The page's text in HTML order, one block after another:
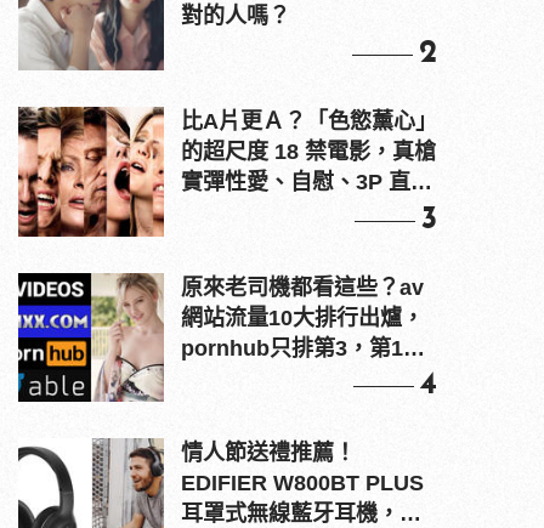
對的人嗎？
2
比A片更Ａ？「色慾薰心」
的超尺度 18 禁電影，真槍
實彈性愛、自慰、3P 直接
3
原來老司機都看這些？av
網站流量10大排行出爐，
pornhub只排第3，第1名
4
情人節送禮推薦！
EDIFIER W800BT PLUS
耳罩式無線藍牙耳機，在